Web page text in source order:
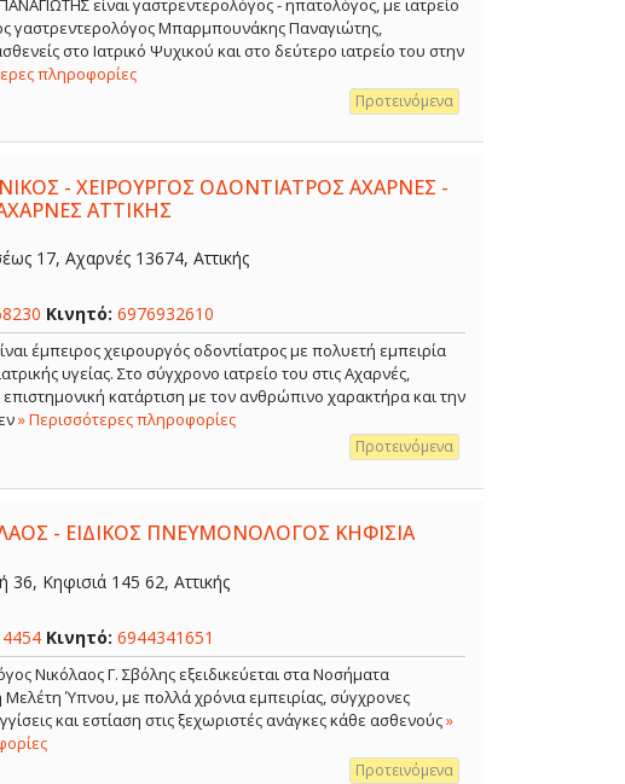
είναι γαστρεντερολόγος - ηπατολόγος, με ιατρείο
γαστρεντερολόγος Μπαρμπουνάκης Παναγιώτης,
στο Ιατρικό Ψυχικού και στο δεύτερο ιατρείο του στην
πληροφορίες
Προτεινόμενα
- ΧΕΙΡΟΥΡΓΟΣ ΟΔΟΝΤΙΑΤΡΟΣ ΑΧΑΡΝΕΣ -
ΑΤΤΙΚΗΣ
17, Αχαρνές 13674, Αττικής
Κινητό: 6976932610
έμπειρος χειρουργός οδοντίατρος με πολυετή εμπειρία
υγείας. Στο σύγχρονο ιατρείο του στις Αχαρνές,
κατάρτιση με τον ανθρώπινο χαρακτήρα και την
» Περισσότερες πληροφορίες
Προτεινόμενα
- ΕΙΔΙΚΟΣ ΠΝΕΥΜΟΝΟΛΟΓΟΣ ΚΗΦΙΣΙΑ
36, Κηφισιά 145 62, Αττικής
Κινητό: 6944341651
Νικόλαος Γ. Σβόλης εξειδικεύεται στα Νοσήματα
Μελέτη Ύπνου, με πολλά χρόνια εμπειρίας, σύγχρονες
και εστίαση στις ξεχωριστές ανάγκες κάθε ασθενούς»
Προτεινόμενα